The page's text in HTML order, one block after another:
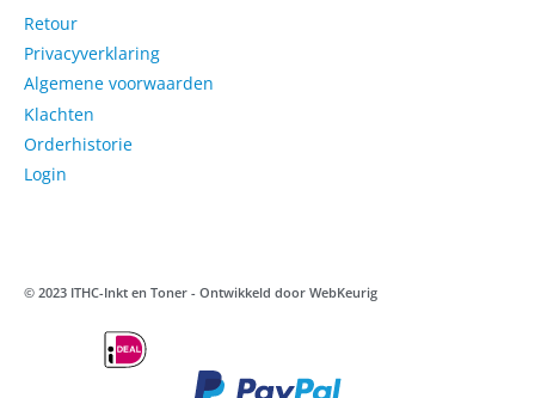
Retour
Privacyverklaring
Algemene voorwaarden
Klachten
Orderhistorie
Login
© 2023 ITHC-Inkt en Toner - Ontwikkeld door WebKeurig